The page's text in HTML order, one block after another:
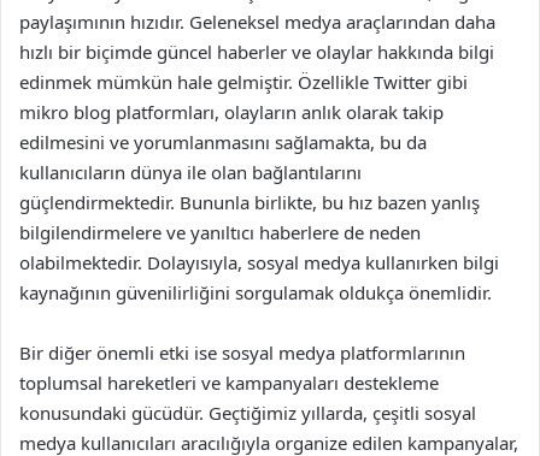
paylaşımının hızıdır. Geleneksel medya araçlarından daha
hızlı bir biçimde güncel haberler ve olaylar hakkında bilgi
edinmek mümkün hale gelmiştir. Özellikle Twitter gibi
mikro blog platformları, olayların anlık olarak takip
edilmesini ve yorumlanmasını sağlamakta, bu da
kullanıcıların dünya ile olan bağlantılarını
güçlendirmektedir. Bununla birlikte, bu hız bazen yanlış
bilgilendirmelere ve yanıltıcı haberlere de neden
olabilmektedir. Dolayısıyla, sosyal medya kullanırken bilgi
kaynağının güvenilirliğini sorgulamak oldukça önemlidir.
Bir diğer önemli etki ise sosyal medya platformlarının
toplumsal hareketleri ve kampanyaları destekleme
konusundaki gücüdür. Geçtiğimiz yıllarda, çeşitli sosyal
medya kullanıcıları aracılığıyla organize edilen kampanyalar,